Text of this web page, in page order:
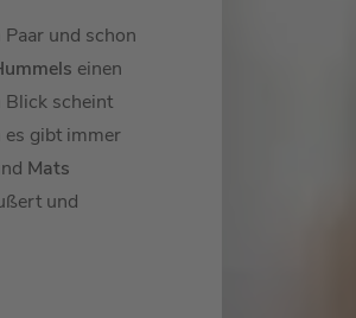
und schon
einen
Blick scheint
es gibt immer
Mats
und